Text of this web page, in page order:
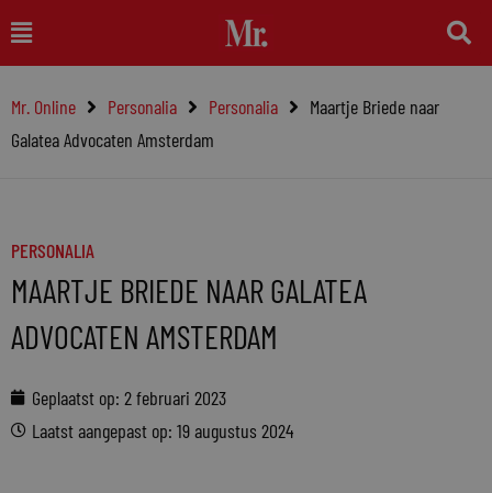
naar
inhoud
Main
Menu
Mr. Online Personalia Personalia
Maartje Briede naar
Galatea Advocaten Amsterdam
PERSONALIA
MAARTJE BRIEDE NAAR GALATEA
ADVOCATEN AMSTERDAM
Geplaatst op: 2 februari 2023
Laatst aangepast op: 19 augustus 2024